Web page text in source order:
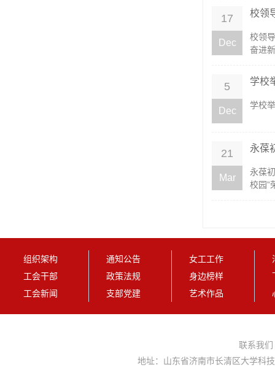
17
Dec
校领
校领
奋进
5
Dec
学校
学校
21
Mar
永葆
永葆
校园”
组织架构
工会干部
工会新闻
通知公告
政策法规
支部党建
女工工作
身边榜样
艺术作品
联系我们
地址：山东省济南市长清区大学科